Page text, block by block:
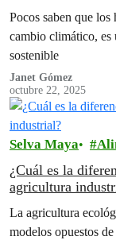
Pocos saben que
cambio climático, es
sostenible
Janet Gómez
octubre 22, 2025
Selva Maya
¿Cuál es la
agricultura
La agricultura
modelos opuestos